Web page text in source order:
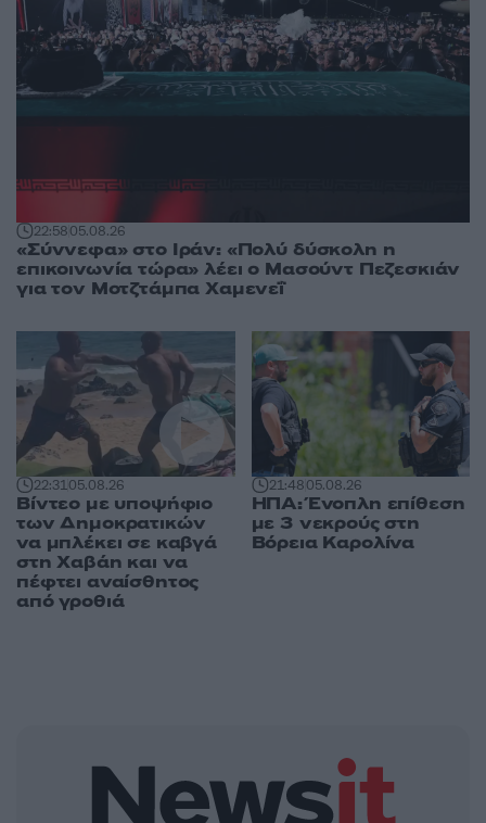
22:5805.08.26
«Σύννεφα» στο Ιράν: «Πολύ δύσκολη η
επικοινωνία τώρα» λέει ο Μασούντ Πεζεσκιάν
για τον Μοτζτάμπα Χαμενεΐ
22:3105.08.26
Βίντεο με υποψήφιο
των Δημοκρατικών
να μπλέκει σε καβγά
στη Χαβάη και να
πέφτει αναίσθητος
από γροθιά
21:4805.08.26
ΗΠΑ: Ένοπλη επίθεση
με 3 νεκρούς στη
Βόρεια Καρολίνα